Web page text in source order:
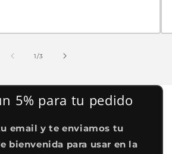
1/de
3
5% para tu pedido
email y te enviamos tu
bienvenida para usar en la